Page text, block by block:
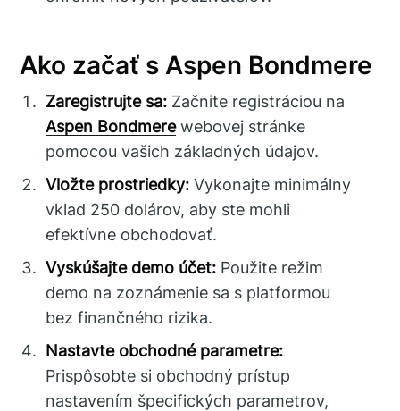
Ako začať s Aspen Bondmere
Zaregistrujte sa: Začnite registráciou na
Aspen Bondmerewebovej stránke
pomocou vašich základných údajov.
Vložte prostriedky: Vykonajte minimálny
vklad 250 dolárov, aby ste mohli
efektívne obchodovať.
Vyskúšajte demo účet: Použite režim
demo na zoznámenie sa s platformou
bez finančného rizika.
Nastavte obchodné parametre:
Prispôsobte si obchodný prístup
nastavením špecifických parametrov,